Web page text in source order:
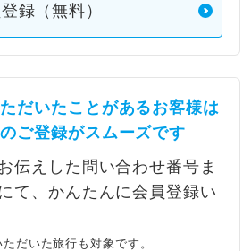
録（無料）
だいたことがあるお客様は
ご登録がスムーズです
伝えした問い合わせ番号ま
て、かんたんに会員登録い
だいた旅行も対象です。